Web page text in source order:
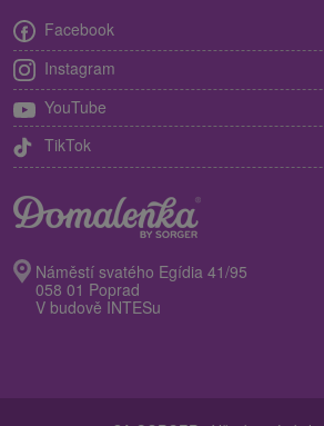
Facebook
Instagram
YouTube
TikTok
Náměstí svatého Egídia 41/95
058 01 Poprad
V budově INTESu